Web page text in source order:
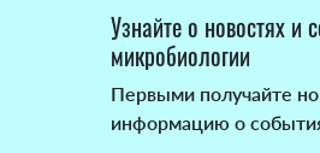
Узнайте о новостях и
микробиологии
Первыми получайте
информацию о